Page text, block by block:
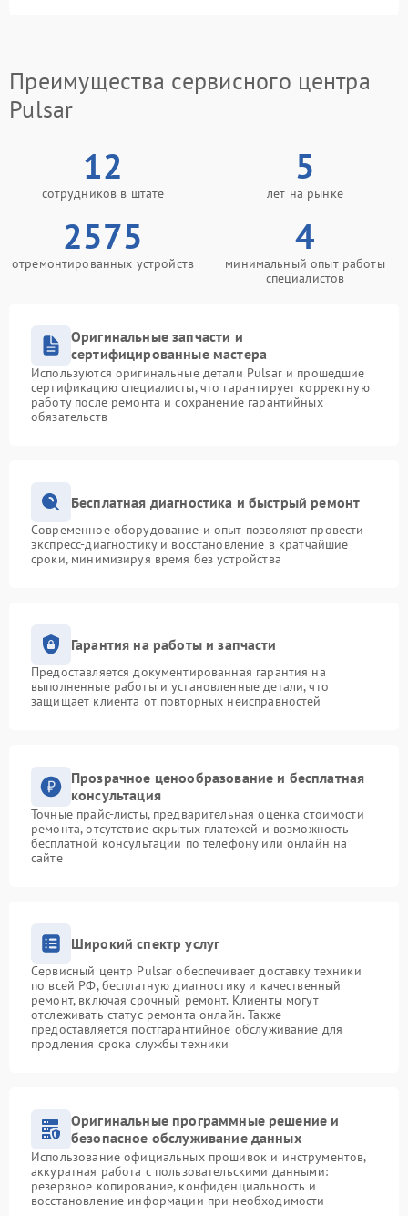
Преимущества сервисного центра
Pulsar
12
сотрудников в штате
5
лет на рынке
2575
отремонтированных устройств
4
минимальный опыт работы
специалистов
Оригинальные запчасти и
сертифицированные мастера
Используются оригинальные детали Pulsar и прошедшие
сертификацию специалисты, что гарантирует корректную
работу после ремонта и сохранение гарантийных
обязательств
Бесплатная диагностика и быстрый ремонт
Современное оборудование и опыт позволяют провести
экспресс-диагностику и восстановление в кратчайшие
сроки, минимизируя время без устройства
Гарантия на работы и запчасти
Предоставляется документированная гарантия на
выполненные работы и установленные детали, что
защищает клиента от повторных неисправностей
Прозрачное ценообразование и бесплатная
консультация
Точные прайс-листы, предварительная оценка стоимости
ремонта, отсутствие скрытых платежей и возможность
бесплатной консультации по телефону или онлайн на
сайте
Широкий спектр услуг
Сервисный центр Pulsar обеспечивает доставку техники
по всей РФ, бесплатную диагностику и качественный
ремонт, включая срочный ремонт. Клиенты могут
отслеживать статус ремонта онлайн. Также
предоставляется постгарантийное обслуживание для
продления срока службы техники
Оригинальные программные решение и
безопасное обслуживание данных
Использование официальных прошивок и инструментов,
аккуратная работа с пользовательскими данными:
резервное копирование, конфиденциальность и
восстановление информации при необходимости